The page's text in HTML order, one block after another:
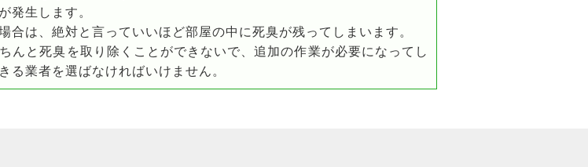
発生します。
合は、絶対と言っていいほど部屋の中に死臭が残ってしまいます。
んと死臭を取り除くことができないで、追加の作業が必要になってし
る業者を選ばなければいけません。